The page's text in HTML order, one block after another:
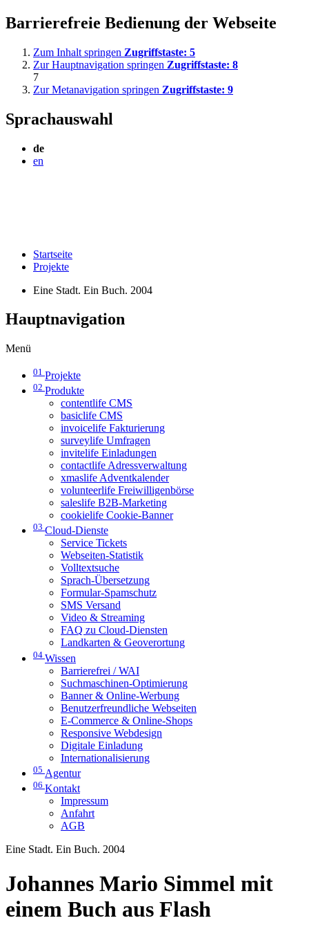
Barrierefreie Bedienung der Webseite
Zum Inhalt springen Zugriffstaste: 5
Zur Hauptnavigation springen Zugriffstaste: 8
7
Zur Metanavigation springen Zugriffstaste: 9
Sprachauswahl
de
en
Startseite
Projekte
Eine Stadt. Ein Buch. 2004
Hauptnavigation
Menü
01 Projekte
02 Produkte
contentlife CMS
basiclife CMS
invoicelife Fakturierung
surveylife Umfragen
invitelife Einladungen
contactlife Adressverwaltung
xmaslife Adventkalender
volunteerlife Freiwilligenbörse
saleslife B2B-Marketing
cookielife Cookie-Banner
03 Cloud-Dienste
Service Tickets
Webseiten-Statistik
Volltextsuche
Sprach-Übersetzung
Formular-Spamschutz
SMS Versand
Video & Streaming
FAQ zu Cloud-Diensten
Landkarten & Geoverortung
04 Wissen
Barrierefrei / WAI
Suchmaschinen-Optimierung
Banner & Online-Werbung
Benutzerfreundliche Webseiten
E-Commerce & Online-Shops
Responsive Webdesign
Digitale Einladung
Internationalisierung
05 Agentur
06 Kontakt
Impressum
Anfahrt
AGB
Eine Stadt. Ein Buch. 2004
Johannes Mario Simmel mit
einem Buch aus Flash